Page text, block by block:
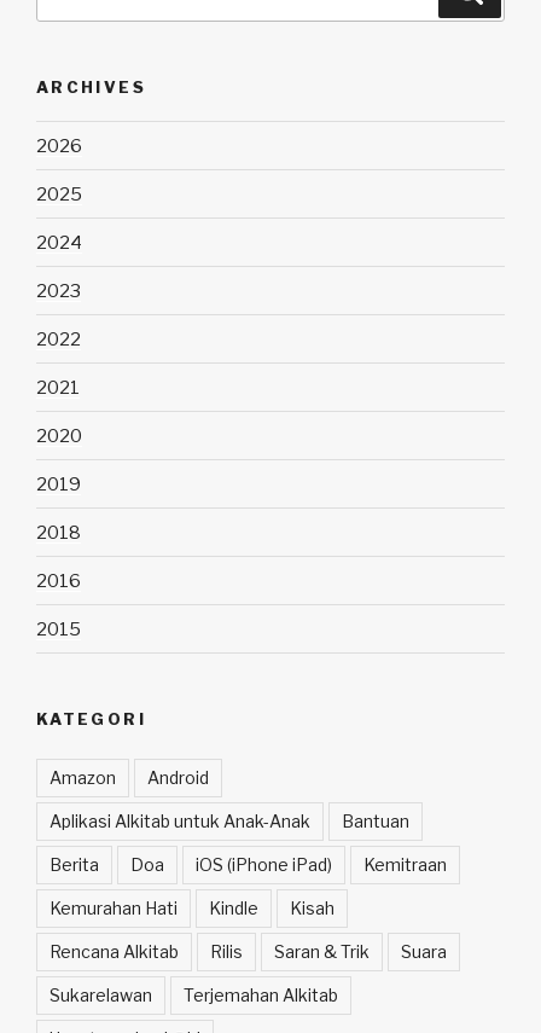
ARCHIVES
2026
2025
2024
2023
2022
2021
2020
2019
2018
2016
2015
KATEGORI
Amazon Android
Aplikasi Alkitab untuk Anak-Anak Bantuan
Berita Doa iOS (iPhone iPad) Kemitraan
Kemurahan Hati Kindle Kisah
Rencana Alkitab Rilis Saran & Trik Suara
Sukarelawan Terjemahan Alkitab